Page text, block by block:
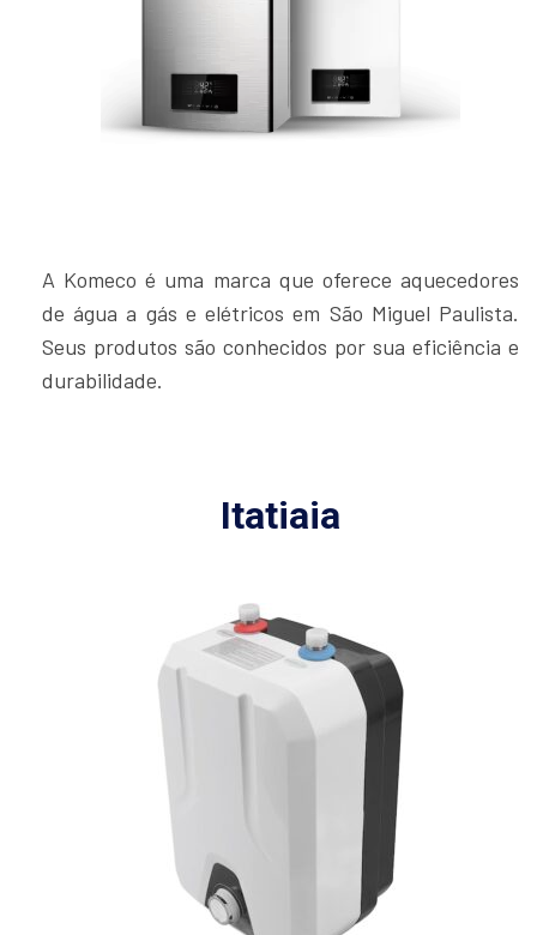
A Komeco é uma marca que oferece aquecedores
de água a gás e elétricos em São Miguel Paulista.
Seus produtos são conhecidos por sua eficiência e
durabilidade.
Itatiaia